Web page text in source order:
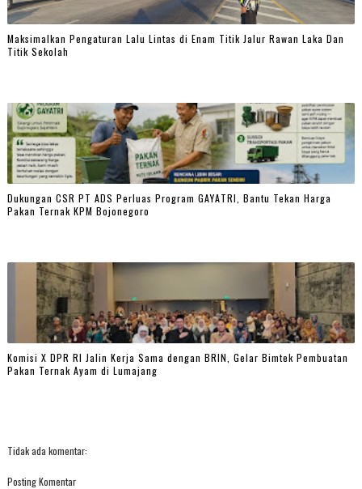
Maksimalkan Pengaturan Lalu Lintas di Enam Titik Jalur Rawan Laka Dan
Titik Sekolah
Dukungan CSR PT ADS Perluas Program GAYATRI, Bantu Tekan Harga
Pakan Ternak KPM Bojonegoro
Komisi X DPR RI Jalin Kerja Sama dengan BRIN, Gelar Bimtek Pembuatan
Pakan Ternak Ayam di Lumajang
Tidak ada komentar:
Posting Komentar